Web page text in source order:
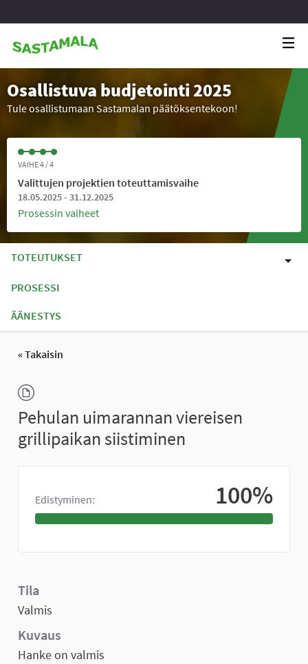
Osallistuva budjetointi 2025
Tule osallistumaan Sastamalan päätöksentekoon!
VAIHE 4 / 4
Valittujen projektien toteuttamisvaihe
18.05.2025 - 31.12.2025
Prosessin vaiheet
TOTEUTUKSET
PROSESSI
ÄÄNESTYS
« Takaisin
Pehulan uimarannan viereisen
grillipaikan siistiminen
Edistyminen: 100%
Tila
Valmis
Kuvaus
Hanke on valmis